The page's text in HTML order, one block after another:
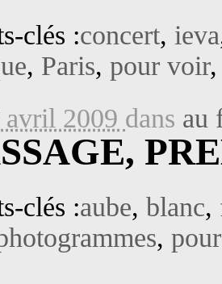
clés :concert, ieva
, Paris, pour voir
avril 2009 dans au
clés :aube, blanc,
,